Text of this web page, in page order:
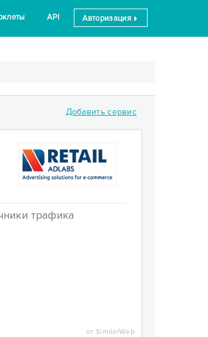
API Авторизация
Добавить сервис
трафика
от SimilarWeb